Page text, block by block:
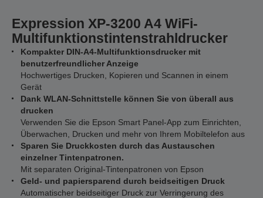
Expression XP-3200 A4 WiFi-
Multifunktionstintenstrahldrucker
Kompakter DIN-A4-Multifunktionsdrucker mit
benutzerfreundlicher Anzeige
Hochwertiges Drucken, Kopieren und Scannen in einem
Gerät
Dank WLAN-Schnittstelle können Sie von überall aus
drucken
Verwenden Sie die Epson Smart Panel-App zum Einrichten,
Überwachen, Drucken und mehr von Ihrem Mobiltelefon aus
Sparen Sie Druckkosten durch das Austauschen
einzelner Tintenpatronen.
Mit separaten Original-Tintenpatronen von Epson
Geld- und papiersparend durch beidseitigen Druck
Automatischer beidseitiger Druck zur Verringerung des